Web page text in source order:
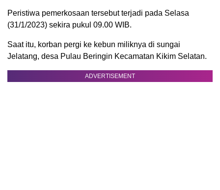
Peristiwa pemerkosaan tersebut terjadi pada Selasa
(31/1/2023) sekira pukul 09.00 WIB.
Saat itu, korban pergi ke kebun miliknya di sungai
Jelatang, desa Pulau Beringin Kecamatan Kikim Selatan.
ADVERTISEMENT